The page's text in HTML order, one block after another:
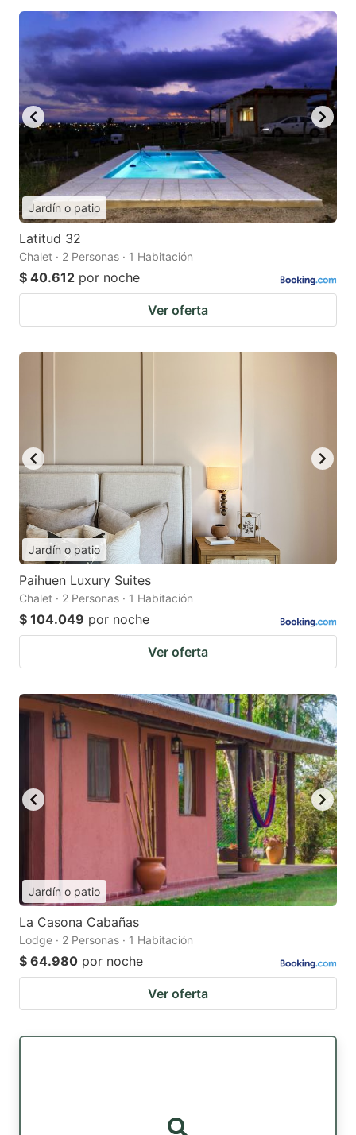
Jardín o patio
Latitud 32
Chalet · 2 Personas · 1 Habitación
$ 40.612 por noche
Ver oferta
Jardín o patio
Paihuen Luxury Suites
Chalet · 2 Personas · 1 Habitación
$ 104.049 por noche
Ver oferta
Jardín o patio
La Casona Cabañas
Lodge · 2 Personas · 1 Habitación
$ 64.980 por noche
Ver oferta